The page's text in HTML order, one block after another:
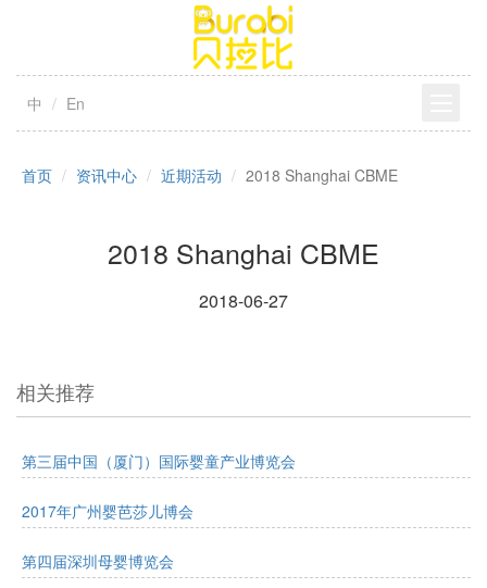
中 En
首页 资讯中心 近期活动 2018 Shanghai CBME
2018 Shanghai CBME
2018-06-27
相关推荐
第三届中国（厦门）国际婴童产业博览会
2017年广州婴芭莎儿博会
第四届深圳母婴博览会